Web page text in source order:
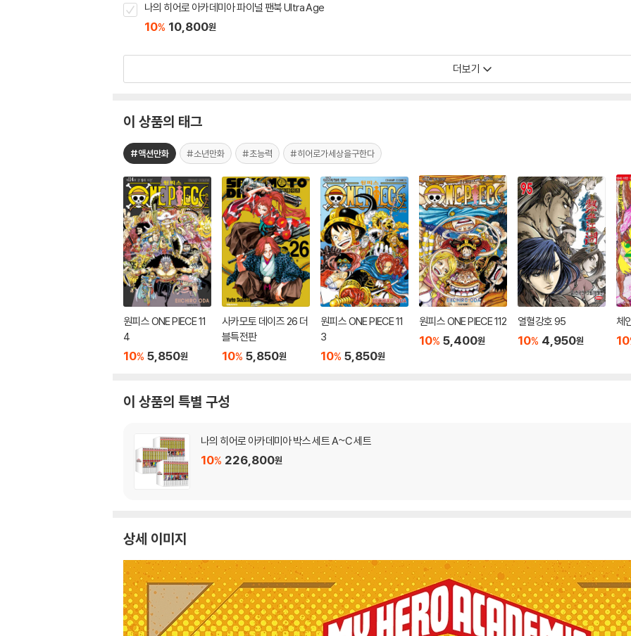
나의 히어로 아카데미아 파이널 팬북 Ultra Age
10% 10,800원
더보기
이 상품의 태그
#액션만화 #소년만화 #초능력 #히어로가세상을구한다
원피스 ONE PIECE 11
4
10% 5,850원
사카모토 데이즈 26 더
블특전판
10% 5,850원
원피스 ONE PIECE 11
3
10% 5,850원
원피스 ONE PIECE 112
10% 5,400원
열혈강호 95
10% 4,950원
체
10
이 상품의 특별 구성
나의 히어로 아카데미아 박스 세트 A~C 세트
10% 226,800원
상세 이미지